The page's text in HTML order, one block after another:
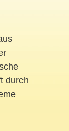
durch